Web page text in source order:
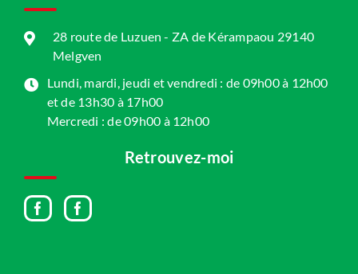
28 route de Luzuen - ZA de Kérampaou 29140
Melgven
Lundi, mardi, jeudi et vendredi : de 09h00 à 12h00
et de 13h30 à 17h00
Mercredi : de 09h00 à 12h00
Retrouvez-moi